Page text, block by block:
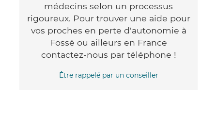
médecins selon un processus
rigoureux. Pour trouver une aide pour
vos proches en perte d'autonomie à
Fossé ou ailleurs en France
contactez-nous par téléphone !
Être rappelé par un conseiller